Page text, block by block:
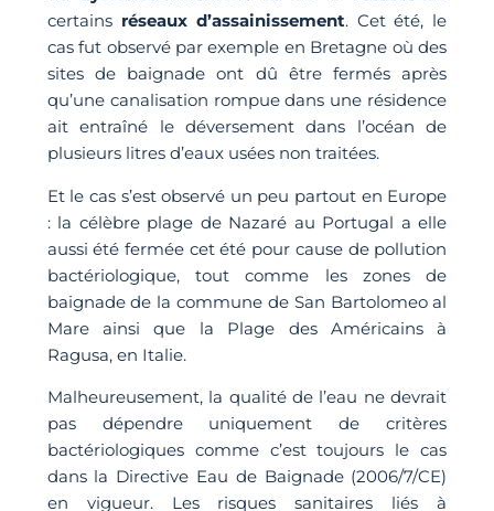
certains réseaux d’assainissement. Cet été, le
cas fut observé par exemple en Bretagne où des
sites de baignade ont dû être fermés après
qu’une canalisation rompue dans une résidence
ait entraîné le déversement dans l’océan de
plusieurs litres d’eaux usées non traitées.
Et le cas s’est observé un peu partout en Europe
: la célèbre plage de Nazaré au Portugal a elle
aussi été fermée cet été pour cause de pollution
bactériologique, tout comme les zones de
baignade de la commune de San Bartolomeo al
Mare ainsi que la Plage des Américains à
Ragusa, en Italie.
Malheureusement, la qualité de l’eau ne devrait
pas dépendre uniquement de critères
bactériologiques comme c’est toujours le cas
dans la Directive Eau de Baignade (2006/7/CE)
en vigueur. Les risques sanitaires liés à